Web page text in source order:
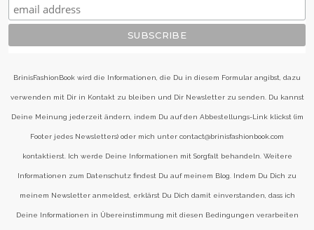
BrinisFashionBook wird die Informationen, die Du in diesem Formular angibst, dazu
verwenden mit Dir in Kontakt zu bleiben und Dir Newsletter zu senden. Du kannst
Deine Meinung jederzeit ändern, indem Du auf den Abbestellungs-Link klickst (im
Footer jedes Newsletters) oder mich unter contact@brinisfashionbook.com
kontaktierst. Ich werde Deine Informationen mit Sorgfalt behandeln. Weitere
Informationen zum Datenschutz findest Du auf meinem Blog. Indem Du Dich zu
meinem Newsletter anmeldest, erklärst Du Dich damit einverstanden, dass ich
Deine Informationen in Übereinstimmung mit diesen Bedingungen verarbeiten